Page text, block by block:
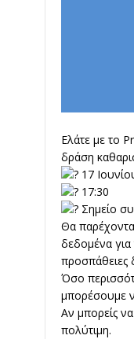
Ελάτε με το
δράση
17
17:30
Σημείο
Θα
δεδομένα για
προσπάθειες
Όσο
μπορέσουμε
Αν μπορείς
πολύτιμη.